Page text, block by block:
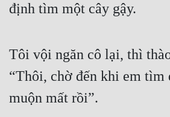
định tìm một cây gậy.
Tôi vội ngăn cô lại, thì
“Thôi, chờ đến khi em tìm
muộn mất rồi”.